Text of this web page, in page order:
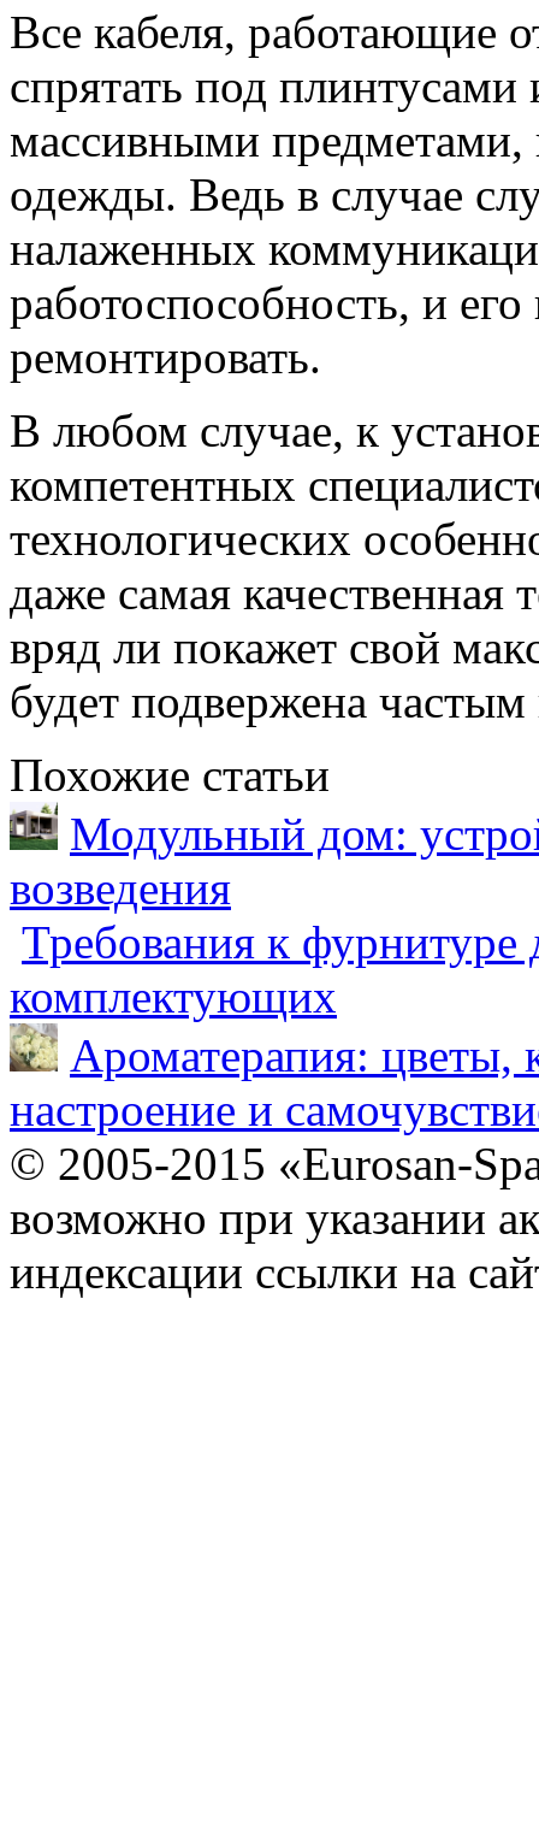
Все кабеля, работающие
спрятать под
массивными
одежды. Ведь в случае
налаженных
работоспособность, и
ремонтировать.
В любом случае, к
компетентных
технологических
даже самая
вряд ли покажет свой
будет подвержена
Похожие статьи
Модульный дом:
возведения
Требования к фурнитуре
комплектующих
Ароматерапия: цветы,
настроение и
© 2005-2015 «Eurosan-
возможно при указании
индексации ссылки на